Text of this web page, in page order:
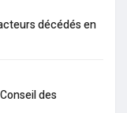
décédés en
des